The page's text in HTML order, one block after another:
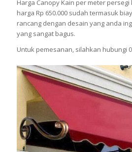
Harga Canopy Kain per meter
harga Rp 650.000 sudah termasuk
rancang dengan desain yang anda
yang sangat bagus.
Untuk pemesanan, silahkan hubungi